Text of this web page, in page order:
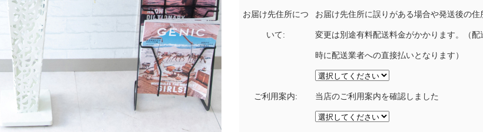
お届け先住所につ
いて:
お届け先住所に誤りがある場合や発送後の住
変更は別途有料配送料金がかかります。（配
時に配送業者への直接払いとなります）
ご利用案内: 当店のご利用案内を確認しました